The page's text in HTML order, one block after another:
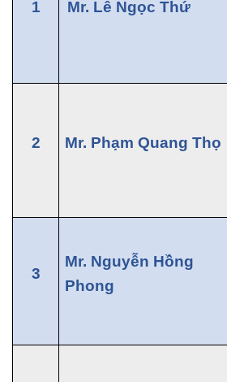
1 Mr. Lê Ngọc Thứ
2 Mr. Phạm Quang Thọ
3
Mr. Nguyễn Hồng
Phong